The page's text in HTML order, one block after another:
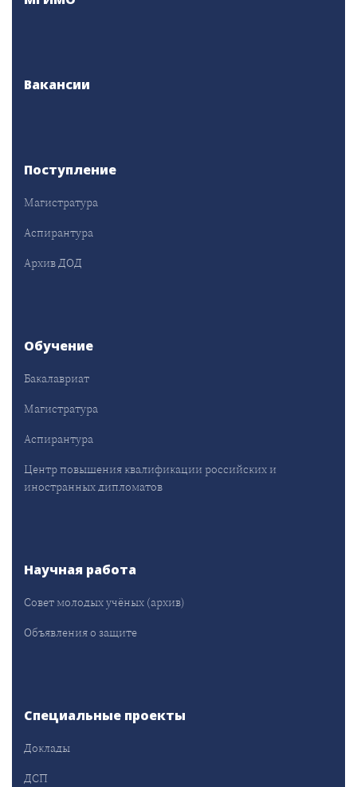
Вакансии
Поступление
Магистратура
Аспирантура
Архив ДОД
Обучение
Бакалавриат
Магистратура
Аспирантура
Центр повышения квалификации российских и
иностранных дипломатов
Научная работа
Совет молодых учёных (архив)
Объявления о защите
Специальные проекты
Доклады
ДСП